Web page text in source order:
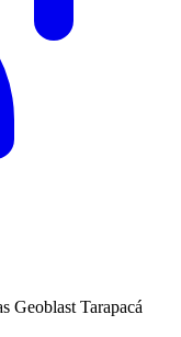
Geoblast Tarapacá